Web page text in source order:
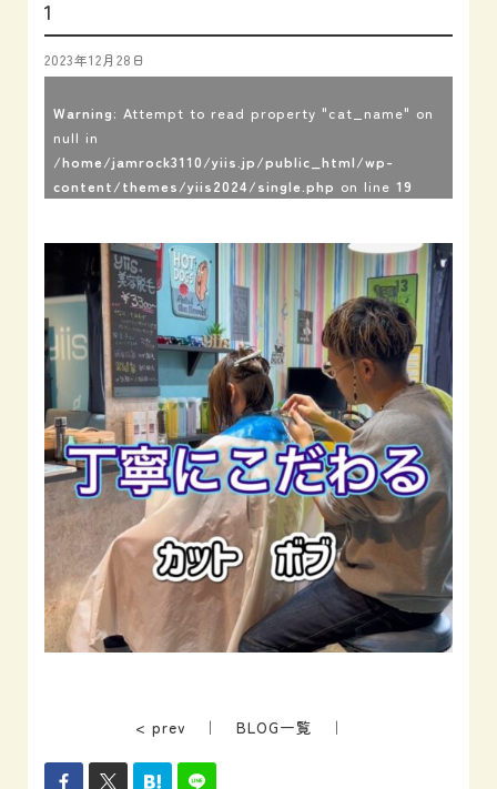
1
2023年12月28日
Warning: Attempt to read property "cat_name" on
null in
/home/jamrock3110/yiis.jp/public_html/wp-
content/themes/yiis2024/single.php on line 19
< prev ｜ BLOG一覧 ｜